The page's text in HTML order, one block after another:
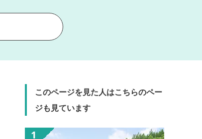
このページを見た人はこちらのペー
ジも見ています